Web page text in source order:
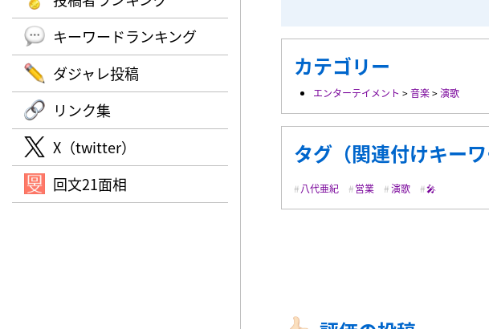
キーワードランキング
ダジャレ投稿
リンク集
X（twitter）
回文21面相
カテゴリー
エンターテイメント >音楽>演歌
タグ（関連付けキーワ
八代亜紀 営業 演歌 🎤